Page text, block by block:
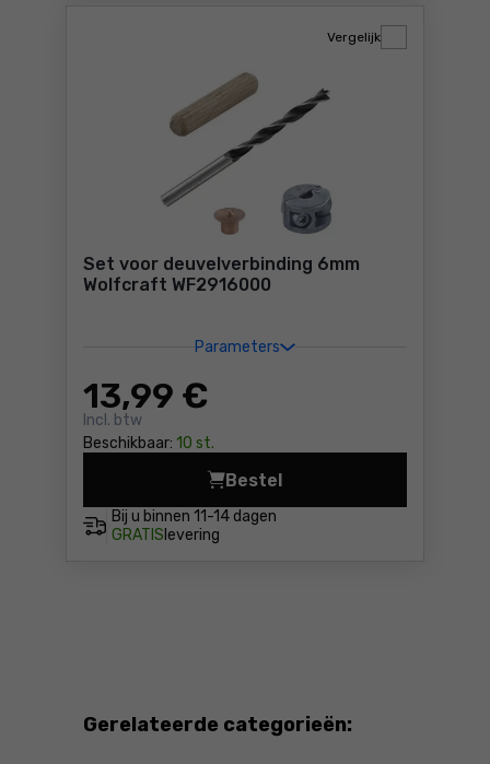
Set voor deuvelverbinding 6mm
Wolfcraft WF2916000
Parameters
13,99 €
Incl. btw
Beschikbaar: 10 st.
Vergelijk
Bij u binnen 11-14 dagen
GRATIS levering
Bestel
Set voor deuvelverbinding
Gerelateerde categorieën: